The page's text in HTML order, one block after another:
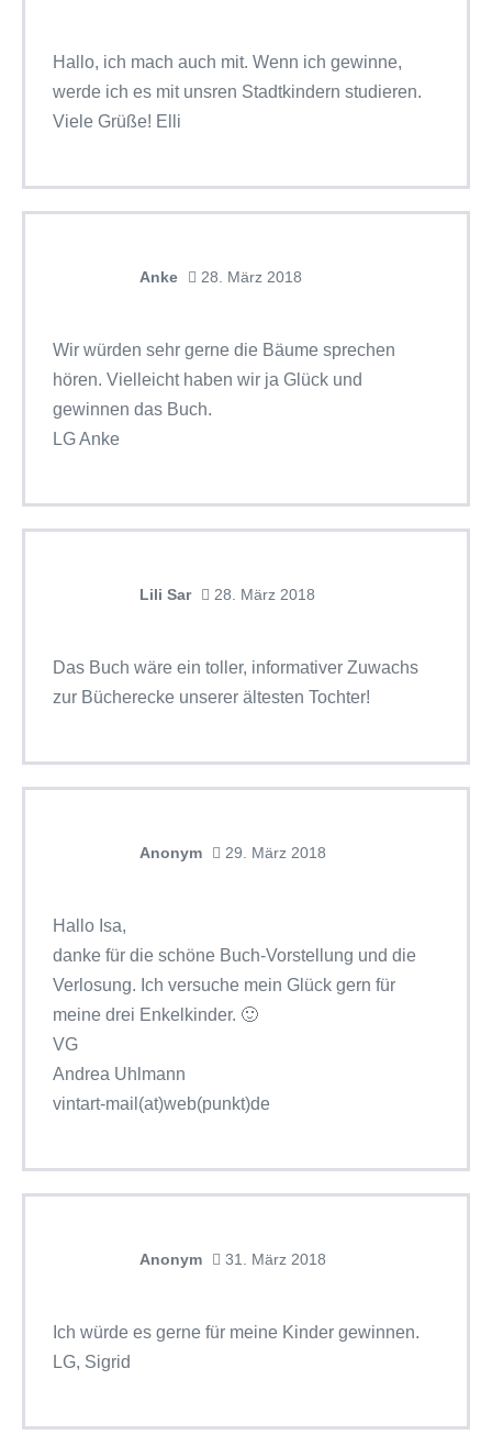
Hallo, ich mach auch mit. Wenn ich gewinne,
werde ich es mit unsren Stadtkindern studieren.
Viele Grüße! Elli
Anke 28. März 2018
Wir würden sehr gerne die Bäume sprechen
hören. Vielleicht haben wir ja Glück und
gewinnen das Buch.
LG Anke
Lili Sar 28. März 2018
Das Buch wäre ein toller, informativer Zuwachs
zur Bücherecke unserer ältesten Tochter!
Anonym 29. März 2018
Hallo Isa,
danke für die schöne Buch-Vorstellung und die
Verlosung. Ich versuche mein Glück gern für
meine drei Enkelkinder. 🙂
VG
Andrea Uhlmann
vintart-mail(at)web(punkt)de
Anonym 31. März 2018
Ich würde es gerne für meine Kinder gewinnen.
LG, Sigrid